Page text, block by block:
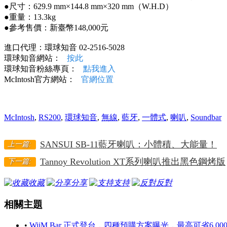
●尺寸：629.9 mm×144.8 mm×320 mm（W.H.D）
●重量：13.3kg
●參考售價：新臺幣148,000元
進口代理：環球知音 02-2516-5028
環球知音網站：
按此
環球知音粉絲專頁：
點我進入
McIntosh官方網站：
官網位置
McIntosh, RS200, 環球知音, 無線, 藍牙, 一體式, 喇叭, Soundbar
上一篇: SANSUI SB-11藍牙喇叭：小體積、大能量！
下一篇: Tannoy Revolution XT系列喇叭推出黑色鋼烤版
收藏 分享 支持 反對
相關主題